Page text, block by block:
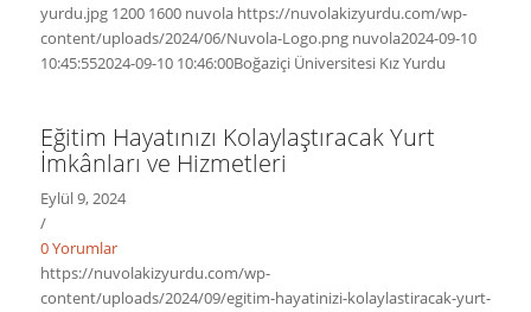
yurdu.jpg 1200 1600 nuvola https://nuvolakizyurdu.com/wp-
content/uploads/2024/06/Nuvola-Logo.png nuvola2024-09-10
10:45:552024-09-10 10:46:00Boğaziçi Üniversitesi Kız Yurdu
Eğitim Hayatınızı Kolaylaştıracak Yurt
İmkânları ve Hizmetleri
Eylül 9, 2024
/
0 Yorumlar
https://nuvolakizyurdu.com/wp-
content/uploads/2024/09/egitim-hayatinizi-kolaylastiracak-yurt-